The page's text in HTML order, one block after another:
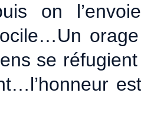
on
se